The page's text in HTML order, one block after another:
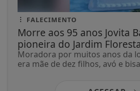
FALECIMENTO
Morre aos 95 anos Jovita
pioneira do Jardim
Moradora por muitos anos da
era mãe de dez filhos, avó e